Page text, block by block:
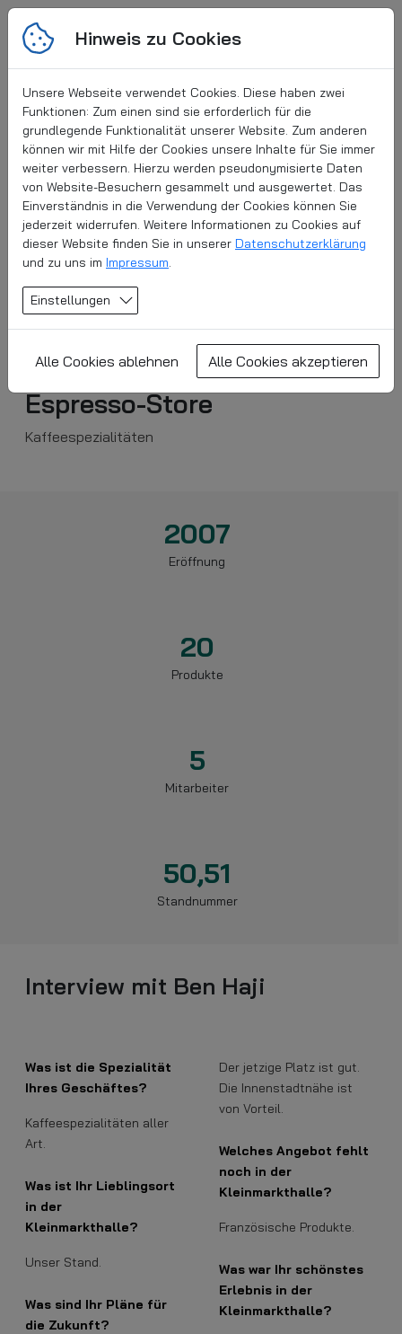
Espresso-Store
Kaffeespezialitäten
2007
Eröffnung
20
Produkte
5
Mitarbeiter
50,51
Standnummer
Interview mit Ben Haji
Was ist die Spezialität
Ihres Geschäftes?
Kaffeespezialitäten aller
Art.
Was ist Ihr Lieblingsort
in der
Kleinmarkthalle?
Unser Stand.
Was sind Ihr Pläne für
die Zukunft?
Der jetzige Platz ist gut.
Die Innenstadtnähe ist
von Vorteil.
Welches Angebot fehlt
noch in der
Kleinmarkthalle?
Französische Produkte.
Was war Ihr schönstes
Erlebnis in der
Kleinmarkthalle?
Hinweis zu Cookies
Unsere Webseite verwendet Cookies. Diese haben zwei
Funktionen: Zum einen sind sie erforderlich für die
grundlegende Funktionalität unserer Website. Zum anderen
können wir mit Hilfe der Cookies unsere Inhalte für Sie immer
weiter verbessern. Hierzu werden pseudonymisierte Daten
von Website-Besuchern gesammelt und ausgewertet. Das
Einverständnis in die Verwendung der Cookies können Sie
jederzeit widerrufen. Weitere Informationen zu Cookies auf
dieser Website finden Sie in unserer Datenschutzerklärung
und zu uns im Impressum.
Einstellungen
Alle Cookies ablehnen Alle Cookies akzeptieren